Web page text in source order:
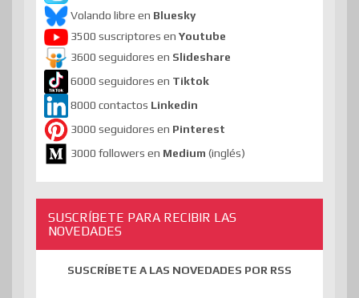
Volando libre en Bluesky
3500 suscriptores en Youtube
3600 seguidores en Slideshare
6000 seguidores en Tiktok
8000 contactos Linkedin
3000 seguidores en Pinterest
3000 followers en Medium (inglés)
SUSCRÍBETE PARA RECIBIR LAS
NOVEDADES
SUSCRÍBETE A LAS NOVEDADES POR RSS